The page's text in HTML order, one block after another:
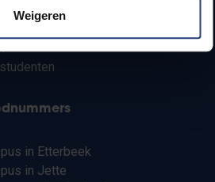
Weigeren
in Etterbeek
in Jette